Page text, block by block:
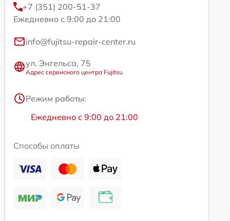
+7 (351) 200-51-37
Ежедневно с 9:00 до 21:00
info@fujitsu-repair-center.ru
ул. Энгельса, 75
Адрес сервисного центра Fujitsu
Режим работы:
Ежедневно с 9:00 до 21:00
Способы оплаты